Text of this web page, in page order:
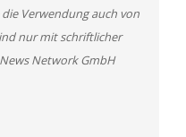
Verwendung auch von
nur mit schriftlicher
Network GmbH